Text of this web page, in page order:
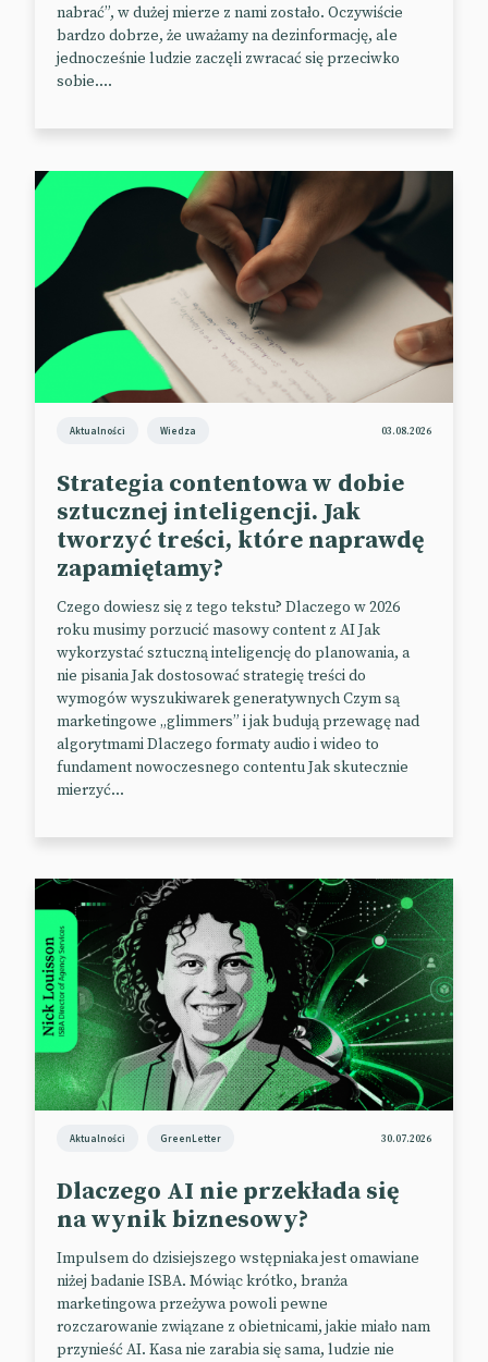
nabrać”, w dużej mierze z nami zostało. Oczywiście
bardzo dobrze, że uważamy na dezinformację, ale
jednocześnie ludzie zaczęli zwracać się przeciwko
sobie....
Aktualności Wiedza 03.08.2026
Strategia contentowa w dobie
sztucznej inteligencji. Jak
tworzyć treści, które naprawdę
zapamiętamy?
Czego dowiesz się z tego tekstu? Dlaczego w 2026
roku musimy porzucić masowy content z AI Jak
wykorzystać sztuczną inteligencję do planowania, a
nie pisania Jak dostosować strategię treści do
wymogów wyszukiwarek generatywnych Czym są
marketingowe „glimmers” i jak budują przewagę nad
algorytmami Dlaczego formaty audio i wideo to
fundament nowoczesnego contentu Jak skutecznie
mierzyć...
Aktualności GreenLetter 30.07.2026
Dlaczego AI nie przekłada się
na wynik biznesowy?
Impulsem do dzisiejszego wstępniaka jest omawiane
niżej badanie ISBA. Mówiąc krótko, branża
marketingowa przeżywa powoli pewne
rozczarowanie związane z obietnicami, jakie miało nam
przynieść AI. Kasa nie zarabia się sama, ludzie nie